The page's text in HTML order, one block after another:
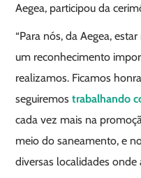
Aegea, participou da
“Para nós, da Aegea,
um reconhecimento
realizamos. Ficamos
seguiremostrabalhando
cada vez mais na
meio do saneamento, e
diversas localidades onde